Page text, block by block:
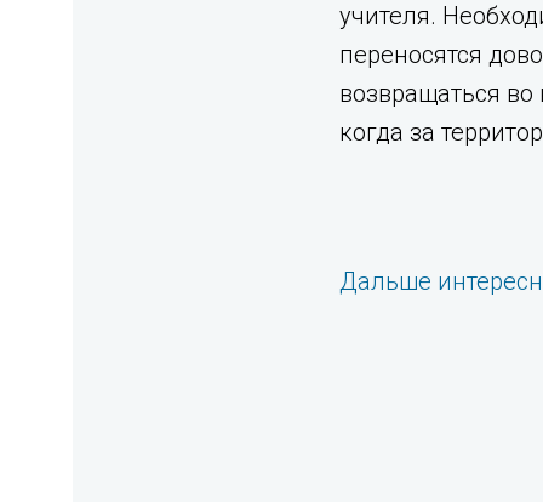
учителя.
переносятся
возвращаться
когда за
Дальше